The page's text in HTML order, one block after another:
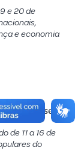
e 20 de
e economia
de 11 a 16 de
do